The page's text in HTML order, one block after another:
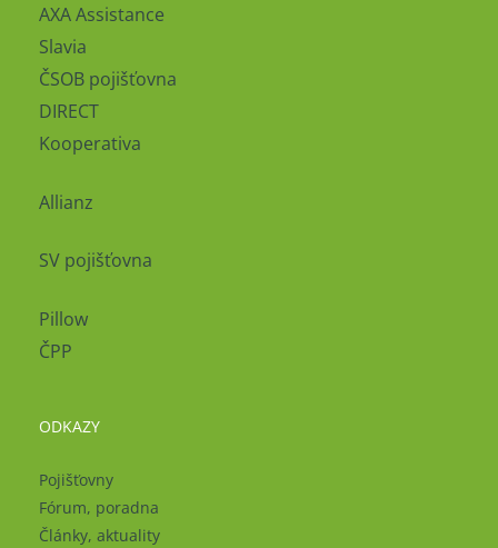
AXA Assistance
Slavia
ČSOB pojišťovna
DIRECT
Kooperativa
Allianz
SV pojišťovna
Pillow
ČPP
ODKAZY
Pojišťovny
Fórum, poradna
Články, aktuality